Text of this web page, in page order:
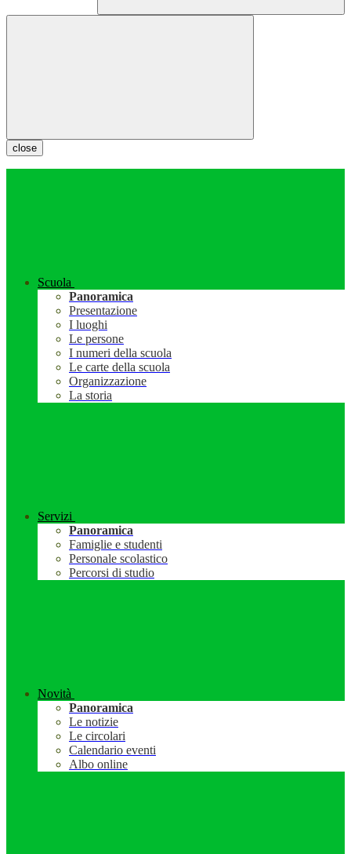
close
Scuola
Panoramica
Presentazione
I luoghi
Le persone
I numeri della scuola
Le carte della scuola
Organizzazione
La storia
Servizi
Panoramica
Famiglie e studenti
Personale scolastico
Percorsi di studio
Novità
Panoramica
Le notizie
Le circolari
Calendario eventi
Albo online